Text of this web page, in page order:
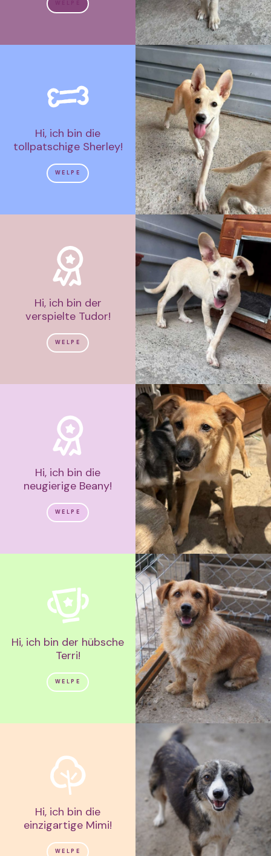
Hi, ich bin die
tollpatschige Sherley!
WELPE
Hi, ich bin der
verspielte Tudor!
WELPE
Hi, ich bin die
neugierige Beany!
WELPE
Hi, ich bin der hübsche
Terri!
WELPE
Hi, ich bin die
einzigartige Mimi!
WELPE